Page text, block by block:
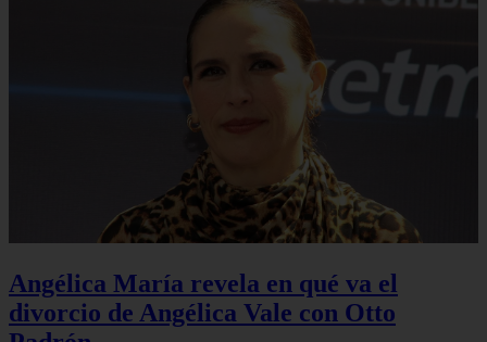
Angélica María revela en qué va el
divorcio de Angélica Vale con Otto